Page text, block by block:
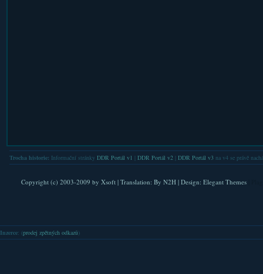
Trocha historie: Informační stránky DDR Portál v1 DDR Portál v2| DDR Portál v3na v4 se právě
Copyright (c) 2003-2009 by Xsoft| Translation: By N2H| Design: Elegant Themes
Inzerce: (prodej zpětných odkazů )